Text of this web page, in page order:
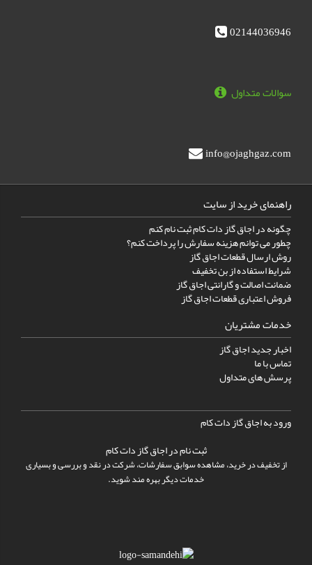
02144036946
سوالات متداول
info@ojaghgaz.com
راهنمای خرید از سایت
چگونه در اجاق گاز دات کام ثبت نام کنم
چطور می توانم هزینه سفارش را پرداخت کنم؟
روش ارسال قطعات اجاق گاز
شرایط استفاده از بن تخفیف
ضمانت اصالت و گارانتی اجاق گاز
فروش اعتباری قطعات اجاق گاز
خدمات مشتریان
اخبار جدید اجاق گاز
تماس با ما
پرسش های متداول
ورود به اجاق گاز دات کام
ثبت نام در اجاق گاز دات کام
از تخفیف در خرید، مشاهده سوابق سفارشات، شرکت در نقد و بررسی و بسیاری
خدمات دیگر بهره مند شوید.